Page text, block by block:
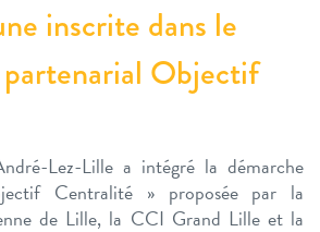
inscrite dans le
Objectif
Lez-Lille a intégré la démarche
Centralité » proposée par la
de Lille, la CCI Grand Lille et la